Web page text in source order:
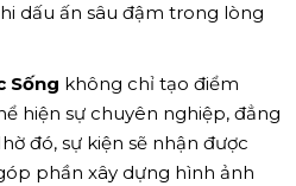
dấu ấn sâu đậm trong lòng
Sống không chỉ tạo điểm
hiện sự chuyên nghiệp, đẳng
đó, sự kiện sẽ nhận được
phần xây dựng hình ảnh